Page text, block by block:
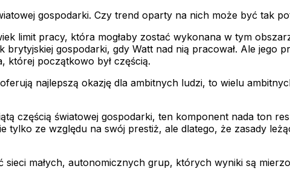
gospodarki. Czy trend oparty na nich może być tak
limit pracy, która mogłaby zostać wykonana w tym
gospodarki, gdy Watt nad nią pracował. Ale jego
której początkowo był częścią.
najlepszą okazję dla ambitnych ludzi, to wielu
częścią światowej gospodarki, ten komponent nada ton
ze względu na swój prestiż, ale dlatego, że zasady
małych, autonomicznych grup, których wyniki są